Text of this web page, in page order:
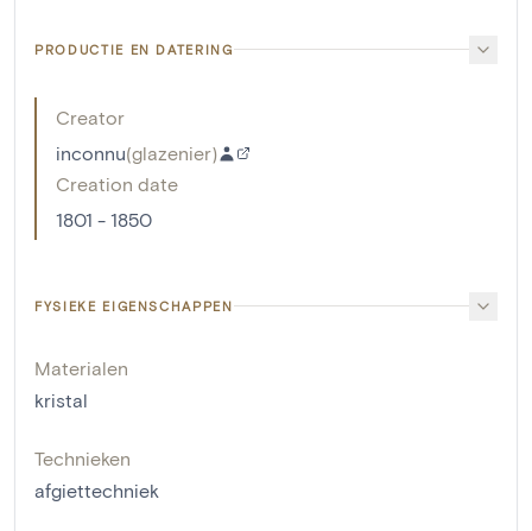
PRODUCTIE EN DATERING
Creator
inconnu(glazenier)
Creation date
1801 - 1850
FYSIEKE EIGENSCHAPPEN
Materialen
kristal
Technieken
afgiettechniek